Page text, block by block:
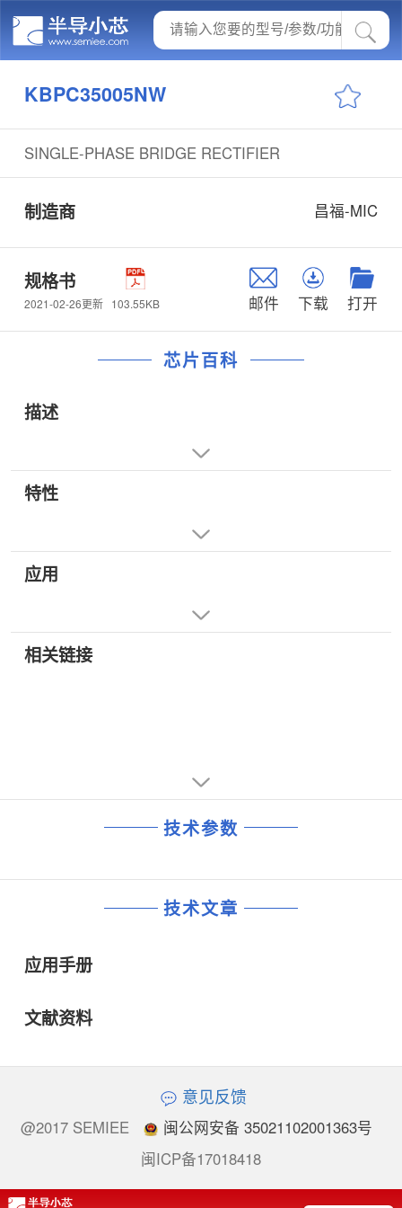
KBPC35005NW
SINGLE-PHASE BRIDGE RECTIFIER
制造商 昌福-MIC
规格书
2021-02-26更新 103.55KB 邮件 下载 打开
芯片百科
描述
特性
应用
相关链接
技术参数
技术文章
应用手册
文献资料
意见反馈
@2017 SEMIEE
闽公网安备 35021102001363号
闽ICP备17018418